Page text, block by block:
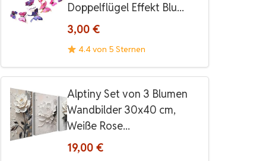
Doppelflügel Effekt Blu...
3,00 €
4.4 von 5 Sternen
Alptiny Set von 3 Blumen
Wandbilder 30x40 cm,
Weiße Rose...
19,00 €